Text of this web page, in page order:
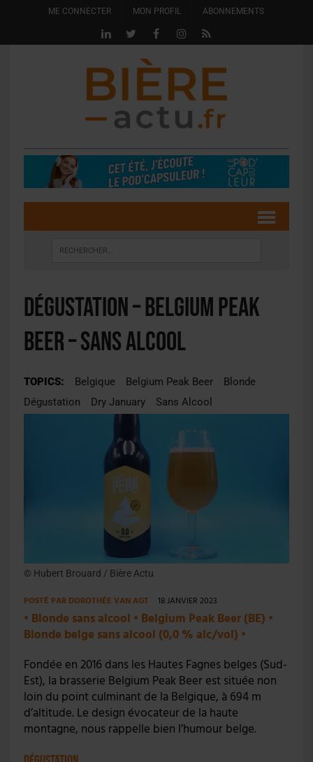
ME CONNECTER MON PROFIL ABONNEMENTS
Dégustation – Belgium Peak
beer – Sans Alcool
TOPICS: Belgique Belgium Peak Beer
Blonde
Dégustation
Dry January Sans Alcool
© Hubert Brouard / Bière Actu
POSTÉ PAR DOROTHÉE VAN AGT 18 JANVIER 2023
• Blonde sans alcool • Belgium Peak Beer (BE) •
Blonde belge sans alcool (0,0 % alc/vol) •
Fondée en 2016 dans les Hautes Fagnes belges (Sud-
Est), la brasserie Belgium Peak Beer est située non
loin du point culminant de la Belgique, à 694 m
d’altitude. Le design évocateur de la haute
montagne, nous rappelle bien l’humour belge.